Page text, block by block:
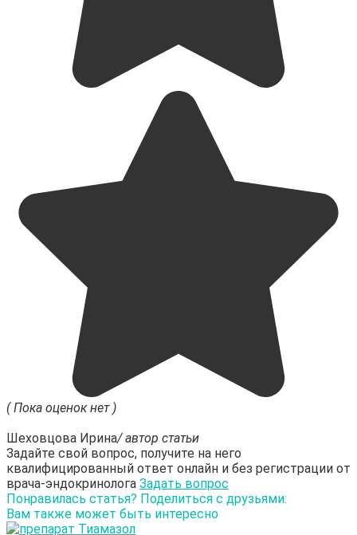
( Пока оценок нет )
Шеховцова Ирина/ автор статьи
Задайте свой вопрос, получите на него
квалифицированный ответ онлайн и без регистрации от
врача-эндокринолога Задать вопрос
Понравилась статья? Поделиться с друзьями:
Вам также может быть интересно